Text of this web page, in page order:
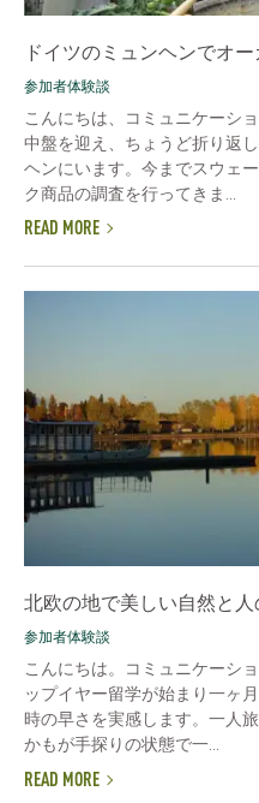
ドイツのミュンヘンでオ
参加者体験談
こんにちは、コミュニケーシ
中盤を迎え、ちょうど折り返
ヘンにいます。今までスウェ
ク商品の調査を行ってきま...
READ MORE
北欧の地で美しい自然と
参加者体験談
こんにちは。コミュニケーシ
ップイヤー留学が始まり一ヶ
時の早さを実感します。一人
かもが手探りの状態で一...
READ MORE